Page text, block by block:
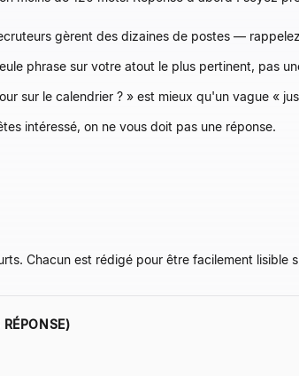
gèrent des dizaines de postes —
phrase sur votre atout le plus pertinent, pas
sur le calendrier ? » est mieux qu'un vague «
intéressé, on ne vous doit pas une réponse.
Chacun est rédigé pour être facilement lisible